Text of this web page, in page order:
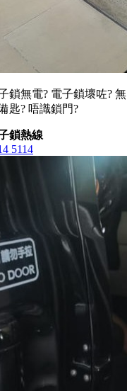
鎖無電? 電子鎖壞咗? 無
匙? 唔識鎖門?
鎖熱線
5114